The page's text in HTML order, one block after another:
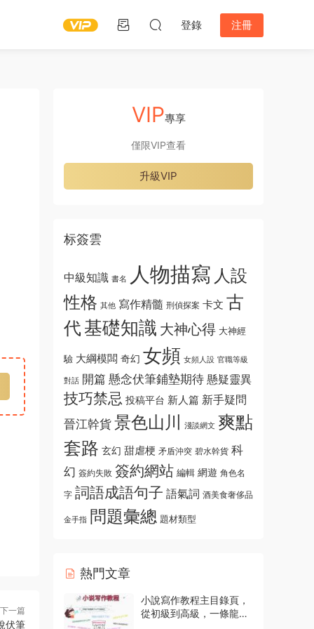
登錄 注冊
下一篇
伏筆
VIP專享
僅限VIP查看
升級VIP
标簽雲
中級知識 書名 人物描寫 人設
性格 其他 寫作精髓 刑偵探案 卡文 古
代 基礎知識 大神心得 大神經
驗 大綱模闆 奇幻 女頻 女頻人設 官職等級
對話 開篇 懸念伏筆鋪墊期待 懸疑靈異
技巧禁忌 投稿平台 新人篇 新手疑問
晉江幹貨景色山川 淺談網文 爽點
套路 玄幻 甜虐梗 矛盾沖突 碧水幹貨 科
幻 簽約失敗 簽約網站 編輯 網遊 角色名
字 詞語成語句子 語氣詞 酒美食奢侈品
金手指 問題彙總 題材類型
熱門文章
小說寫作教程主目錄頁，
從初級到高級，一條龍指